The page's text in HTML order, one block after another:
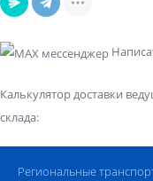
Калькулятор доставки
склада:
Региональные